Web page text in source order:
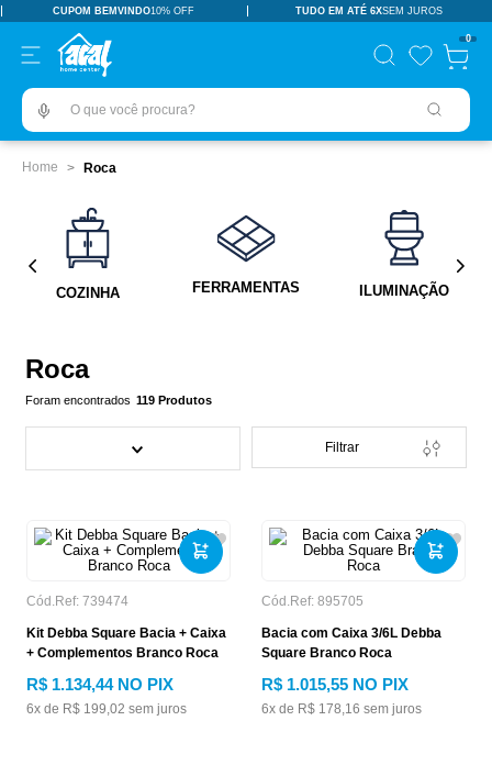
CUPOM BEMVINDO10% OFF TUDO EM ATÉ 6XSEM JUROS
0
O que você procura?
Roca
COZINHA FERRAMENTAS ILUMINAÇÃO
Roca
119 Produtos
Filtrar
Cód.Ref: 739474
Kit Debba Square Bacia + Caixa
+ Complementos Branco Roca
R$ 1.134,44NO PIX
6x de R$ 199,02 sem juros
Cód.Ref: 895705
Bacia com Caixa 3/6L Debba
Square Branco Roca
R$ 1.015,55 NO PIX
6x de R$ 178,16 sem juros
TERMOS MAIS BUSCADOS
pisos revestimentos
º ceramica
revestimento
6 vaso sanitário
9 º porta
10º 1